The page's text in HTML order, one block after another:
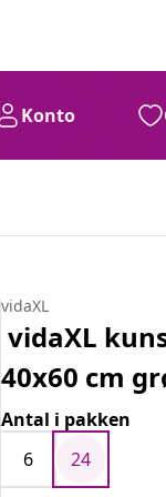
Konto
vidaXL
vidaXL
40x60 cm
Antal i pakken
6
24